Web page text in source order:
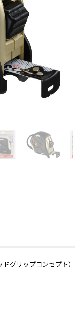
グリップコンセプト）